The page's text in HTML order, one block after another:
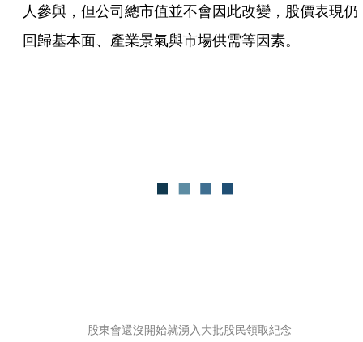
人參與，但公司總市值並不會因此改變，股價表現仍
回歸基本面、產業景氣與市場供需等因素。
股東會還沒開始就湧入大批股民領取紀念